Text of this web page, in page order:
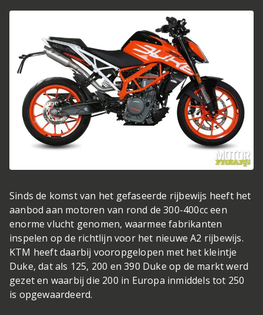
Sinds de komst van het gefaseerde rijbewijs heeft het
aanbod aan motoren van rond de 300-400cc een
enorme vlucht genomen, waarmee fabrikanten
inspelen op de richtlijn voor het nieuwe A2 rijbewijs.
KTM heeft daarbij vooropgelopen met het kleintje
Duke, dat als 125, 200 en 390 Duke op de markt werd
gezet en waarbij die 200 in Europa inmiddels tot 250
is opgewaardeerd.